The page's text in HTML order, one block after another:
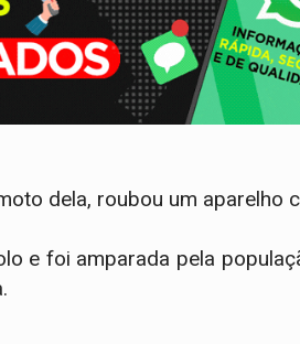
dela, roubou um aparelho
e foi amparada pela